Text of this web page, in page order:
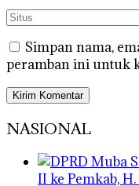
Simpan nama,
peramban ini untuk
NASIONAL